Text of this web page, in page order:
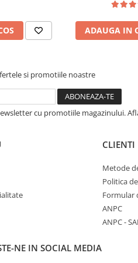
Zi și seară
garantată
al producătorului, pentru a
oferită de brandul Lattafa.
și lasă-te cucerită de
și acorduri gurmande
ADAUGA IN
si promotiile noastre
cu promotiile magazinului.
CLIENTI
Metode
Politica
Formular
ANPC
ANPC -
NE IN SOCIAL MEDIA